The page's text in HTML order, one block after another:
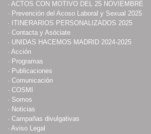
· ACTOS CON MOTIVO DEL 25 NOVIEMBRE
· Prevención del Acoso Laboral y Sexual 2025
· ITINERARIOS PERSONALIZADOS 2025
· Contacta y Asóciate
· UNIDAS HACEMOS MADRID 2024-2025
· Acción
· Programas
· Publicaciones
· Comunicación
· COSMI
· Somos
· Noticias
· Campañas divulgativas
· Aviso Legal